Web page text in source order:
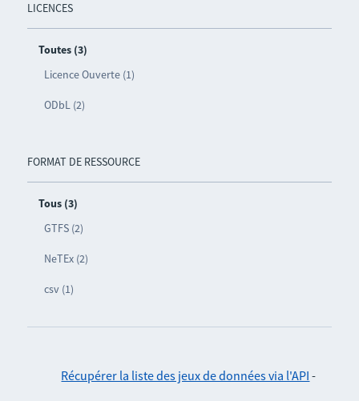
LICENCES
Toutes (3)
Licence Ouverte (1)
ODbL (2)
FORMAT DE RESSOURCE
Tous (3)
GTFS (2)
NeTEx (2)
csv (1)
Récupérer la liste des jeux de données via l'API -